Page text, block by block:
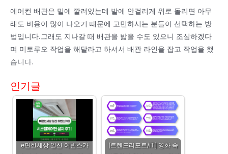
에어컨 배관은 밑에 깔려있는데 발에 안걸리게 위로 돌리면 아무
래도 비용이 많이 나오기 때문에 고민하시는 분들이 선택하는 방
법입니다.그래도 지나갈 때 배관을 밟을 수도 있으니 조심하겠다
며 미토루오 작업을 해달라고 하셔서 배관 라인을 잡고 작업을 했
습니다.
인기글
e편한세상 일산 어반스카
[트렌드리포트/IT] 영화 속